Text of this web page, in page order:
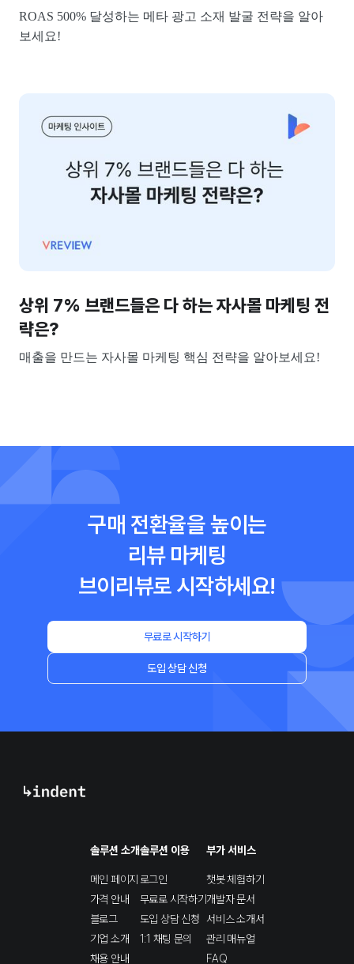
ROAS 500% 달성하는 메타 광고 소재 발굴 전략을 알아
보세요!
상위 7% 브랜드들은 다 하는 자사몰 마케팅 전
략은?
매출을 만드는 자사몰 마케팅 핵심 전략을 알아보세요!
구매 전환율을 높이는
리뷰 마케팅
브이리뷰로 시작하세요!
무료로 시작하기
도입 상담 신청
솔루션 소개
메인 페이지
가격 안내
블로그
기업 소개
채용 안내
솔루션 이용
로그인
무료로 시작하기
도입 상담 신청
1:1 채팅 문의
부가 서비스
챗봇 체험하기
개발자 문서
서비스 소개서
관리 매뉴얼
FAQ